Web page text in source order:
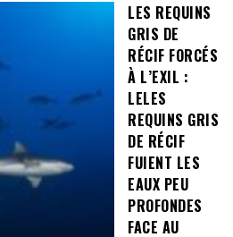
LES REQUINS
GRIS DE
RÉCIF FORCÉS
À L’EXIL :
LELES
REQUINS GRIS
DE RÉCIF
FUIENT LES
EAUX PEU
PROFONDES
FACE AU